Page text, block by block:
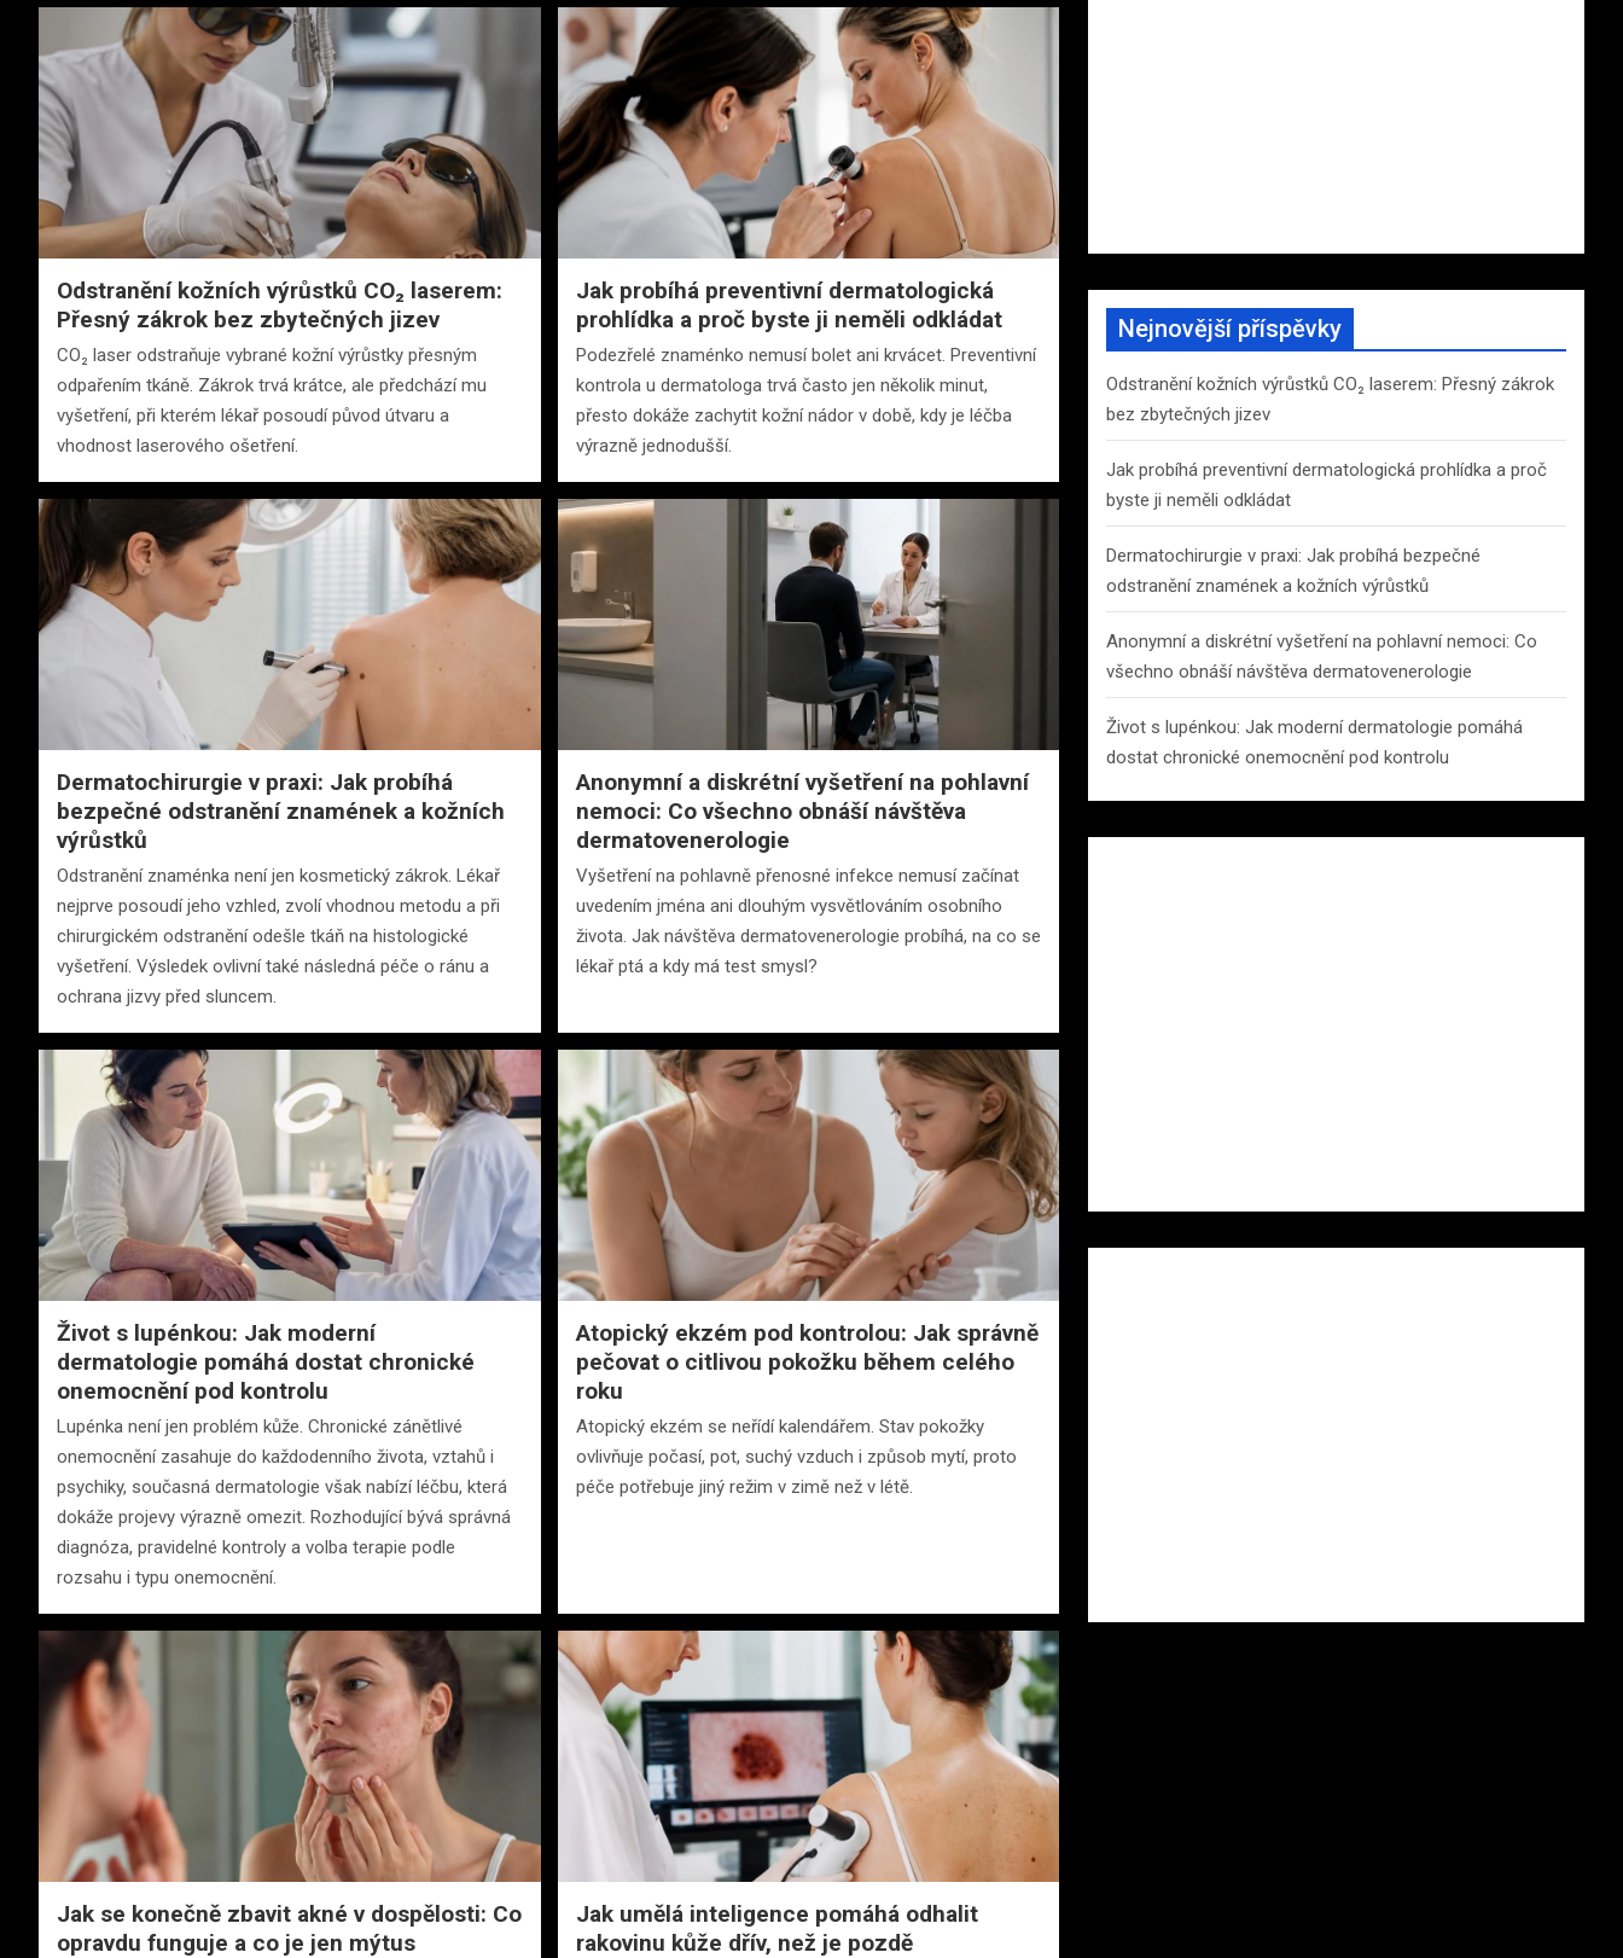
Odstranění kožních výrůstků CO₂ laserem:
Přesný zákrok bez zbytečných jizev
CO₂ laser odstraňuje vybrané kožní výrůstky přesným
odpařením tkáně. Zákrok trvá krátce, ale předchází mu
vyšetření, při kterém lékař posoudí původ útvaru a
vhodnost laserového ošetření.
Jak probíhá preventivní dermatologická
prohlídka a proč byste ji neměli odkládat
Podezřelé znaménko nemusí bolet ani krvácet. Preventivní
kontrola u dermatologa trvá často jen několik minut,
přesto dokáže zachytit kožní nádor v době, kdy je léčba
výrazně jednodušší.
Dermatochirurgie v praxi: Jak probíhá
bezpečné odstranění znamének a kožních
výrůstků
Odstranění znaménka není jen kosmetický zákrok. Lékař
nejprve posoudí jeho vzhled, zvolí vhodnou metodu a při
chirurgickém odstranění odešle tkáň na histologické
vyšetření. Výsledek ovlivní také následná péče o ránu a
ochrana jizvy před sluncem.
Anonymní a diskrétní vyšetření na pohlavní
nemoci: Co všechno obnáší návštěva
dermatovenerologie
Vyšetření na pohlavně přenosné infekce nemusí začínat
uvedením jména ani dlouhým vysvětlováním osobního
života. Jak návštěva dermatovenerologie probíhá, na co se
lékař ptá a kdy má test smysl?
Život s lupénkou: Jak moderní
dermatologie pomáhá dostat chronické
onemocnění pod kontrolu
Lupénka není jen problém kůže. Chronické zánětlivé
onemocnění zasahuje do každodenního života, vztahů i
psychiky, současná dermatologie však nabízí léčbu, která
dokáže projevy výrazně omezit. Rozhodující bývá správná
diagnóza, pravidelné kontroly a volba terapie podle
rozsahu i typu onemocnění.
Atopický ekzém pod kontrolou: Jak správně
pečovat o citlivou pokožku během celého
roku
Atopický ekzém se neřídí kalendářem. Stav pokožky
ovlivňuje počasí, pot, suchý vzduch i způsob mytí, proto
péče potřebuje jiný režim v zimě než v létě.
Jak se konečně zbavit akné v dospělosti: Co
opravdu funguje a co je jen mýtus
Jak umělá inteligence pomáhá odhalit
rakovinu kůže dřív, než je pozdě
Nejnovější příspěvky
Odstranění kožních výrůstků CO₂ laserem: Přesný zákrok
bez zbytečných jizev
Jak probíhá preventivní dermatologická prohlídka a proč
byste ji neměli odkládat
Dermatochirurgie v praxi: Jak probíhá bezpečné
odstranění znamének a kožních výrůstků
Anonymní a diskrétní vyšetření na pohlavní nemoci: Co
všechno obnáší návštěva dermatovenerologie
Život s lupénkou: Jak moderní dermatologie pomáhá
dostat chronické onemocnění pod kontrolu